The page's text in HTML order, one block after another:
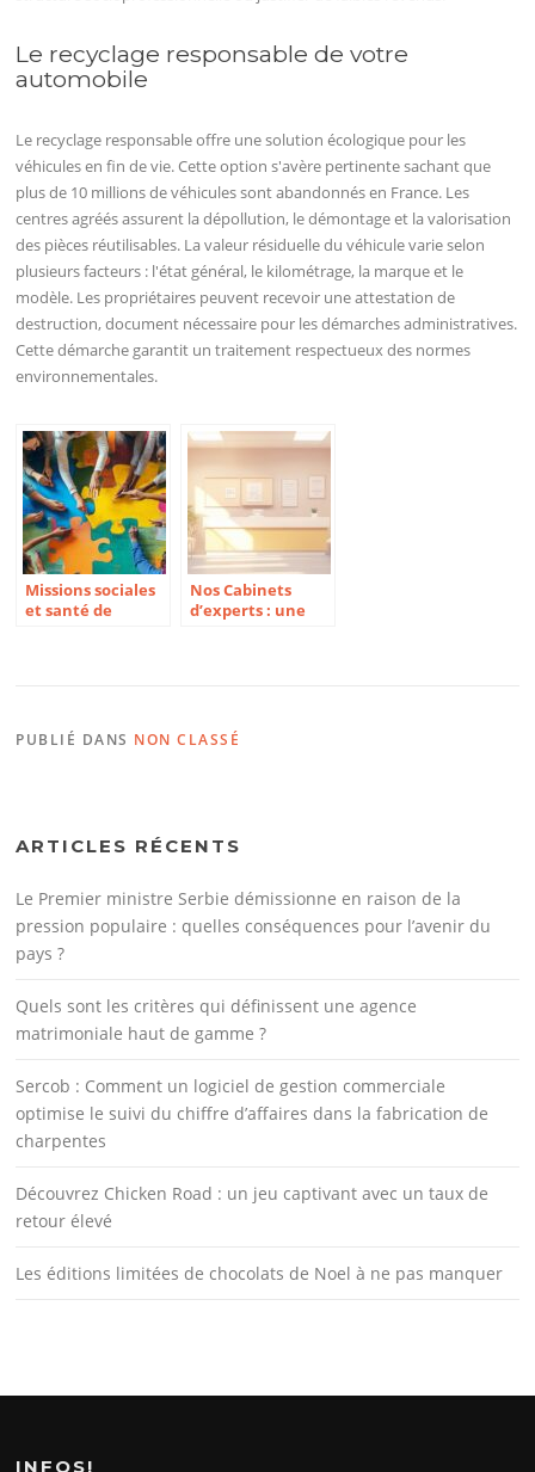
Le recyclage responsable de votre
automobile
Le recyclage responsable offre une solution écologique pour les
véhicules en fin de vie. Cette option s'avère pertinente sachant que
plus de 10 millions de véhicules sont abandonnés en France. Les
centres agréés assurent la dépollution, le démontage et la valorisation
des pièces réutilisables. La valeur résiduelle du véhicule varie selon
plusieurs facteurs : l'état général, le kilométrage, la marque et le
modèle. Les propriétaires peuvent recevoir une attestation de
destruction, document nécessaire pour les démarches administratives.
Cette démarche garantit un traitement respectueux des normes
environnementales.
Missions sociales
et santé de
Nos Cabinets
d’experts : une
PUBLIÉ DANS NON CLASSÉ
ARTICLES RÉCENTS
Le Premier ministre Serbie démissionne en raison de la
pression populaire : quelles conséquences pour l’avenir du
pays ?
Quels sont les critères qui définissent une agence
matrimoniale haut de gamme ?
Sercob : Comment un logiciel de gestion commerciale
optimise le suivi du chiffre d’affaires dans la fabrication de
charpentes
Découvrez Chicken Road : un jeu captivant avec un taux de
retour élevé
Les éditions limitées de chocolats de Noel à ne pas manquer
INFOS!